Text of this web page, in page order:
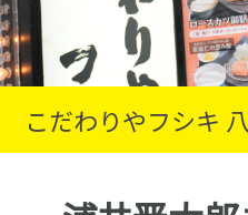
こだわりやフシキ